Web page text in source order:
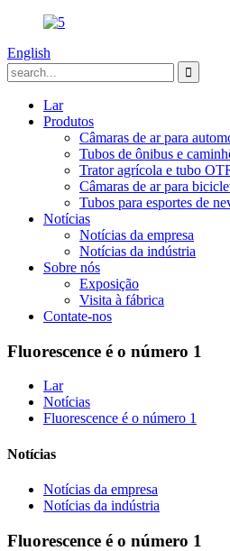
English
Lar
Produtos
Câmaras de ar para
Tubos de ônibus e
Trator agrícola e tubo
Câmaras de ar para
Tubos para esportes de
Notícias
Notícias da empresa
Notícias da indústria
Sobre nós
Exposição
Visita à fábrica
Contate-nos
Fluorescence é o número 1
Lar
Notícias
Fluorescence é o número 1
Notícias
Notícias da empresa
Notícias da indústria
Fluorescence é o número 1